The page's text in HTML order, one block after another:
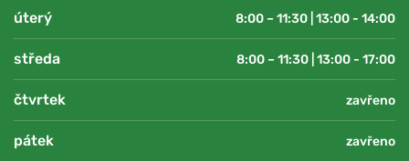
úterý 8:00 – 11:30 | 13:00 - 14:00
středa 8:00 – 11:30 | 13:00 - 17:00
čtvrtek zavřeno
pátek zavřeno